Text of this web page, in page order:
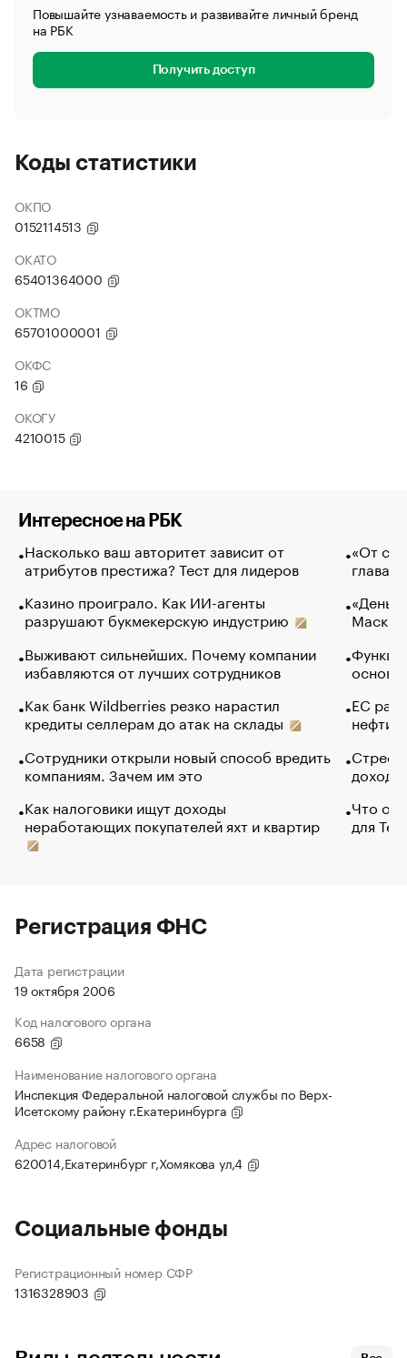
Повышайте узнаваемость и развивайте личный бренд
на РБК
Получить доступ
Коды статистики
ОКПО
0152114513
ОКАТО
65401364000
ОКТМО
65701000001
ОКФС
16
ОКОГУ
4210015
Интересное на РБК
Насколько ваш авторитет зависит от
атрибутов престижа? Тест для лидеров
Казино проиграло. Как ИИ-агенты
разрушают букмекерскую индустрию
Выживают сильнейших. Почему компании
избавляются от лучших сотрудников
Как банк Wildberries резко нарастил
кредиты селлерам до атак на склады
Сотрудники открыли новый способ вредить
компаниям. Зачем им это
Как налоговики ищут доходы
неработающих покупателей яхт и квартир
«От
глава
Маск в
основ
ЕС
нефти
Что
для
Регистрация ФНС
Дата регистрации
19 октября 2006
Код налогового органа
6658
Наименование налогового органа
Инспекция Федеральной налоговой службы по Верх-
Исетскому району г.Екатеринбурга
Адрес налоговой
620014,Екатеринбург г,Хомякова ул,4
Социальные фонды
Регистрационный номер СФР
1316328903